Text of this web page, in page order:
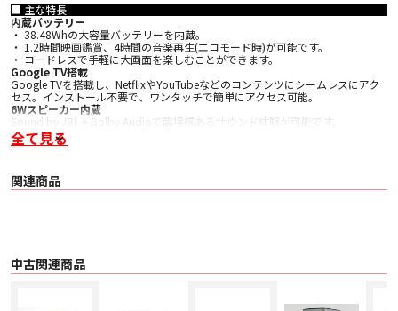
■ 主な特長
内蔵バッテリー
・ 38.48Whの大容量バッテリーを内蔵。
・ 1.2時間映画鑑賞、4時間の音楽再生(エコモード時)が可能です。
・ コードレスで手軽に大画面を楽しむことができます。
Google TV搭載
Google TVを搭載し、NetflixやYouTubeなどのコンテンツにシームレスにアク
セス。インストール不要で、ワンタッチで簡単にアクセス可能。
6Wスピーカー内蔵
Sound by JBL + Dolby Audioで臨場感あるサウンド体験が可能です。
シンバル一体型デザイン
300°自由回転のジンバルにより、片手で軽く回すだけで投影方向を瞬時に切り
スピーカーライト
多彩なカラー展開
「Cloud Ash」（クラウドアッシュ）はシンプルなカラーでインテリアになじ
全て見る
関連商品
中古関連商品